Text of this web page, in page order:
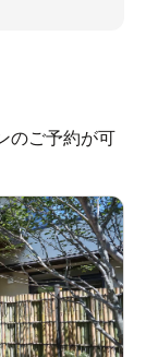
のご予約が可